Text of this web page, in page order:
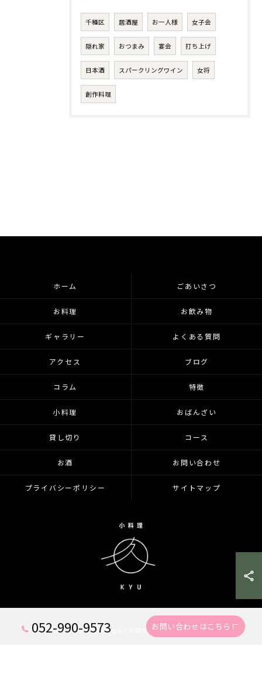
千種区 居酒屋 お一人様 女子会
隠れ家 おつまみ 宴会 打ち上げ
日本酒 スパークリングワイン 女将
創作料理
052-990-9573 お問い合わせはこちら
ホーム ごあいさつ
お料理 お飲み物
ギャラリー よくある質問
アクセス ブログ
コラム 特徴
小料理 おばんざい
貸し切り コース
お酒 お問い合わせ
プライバシーポリシー サイトマップ
© 2026 愛知県千種区の居酒屋なら小料理久 KYU ALL RIGHTS RESERVED.